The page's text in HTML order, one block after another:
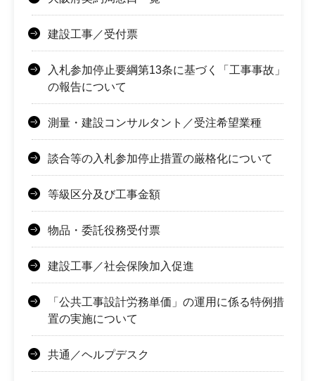
建設工事／受付票
入札参加停止要綱第13条に基づく「工事事故」
の報告について
測量・建設コンサルタント／受注希望業種
談合等の入札参加停止措置の厳格化について
等級区分及び工事金額
物品・委託役務受付票
建設工事／社会保険加入促進
「公共工事設計労務単価」の運用に係る特例措
置の実施について
共通／ヘルプデスク